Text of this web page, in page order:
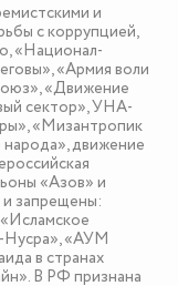
и
с коррупцией,
«Национал-
«Армия воли
«Движение
сектор», УНА-
«Мизантропик
движение
«Азов» и
запрещены:
Нусра», «АУМ
в странах
В РФ признана